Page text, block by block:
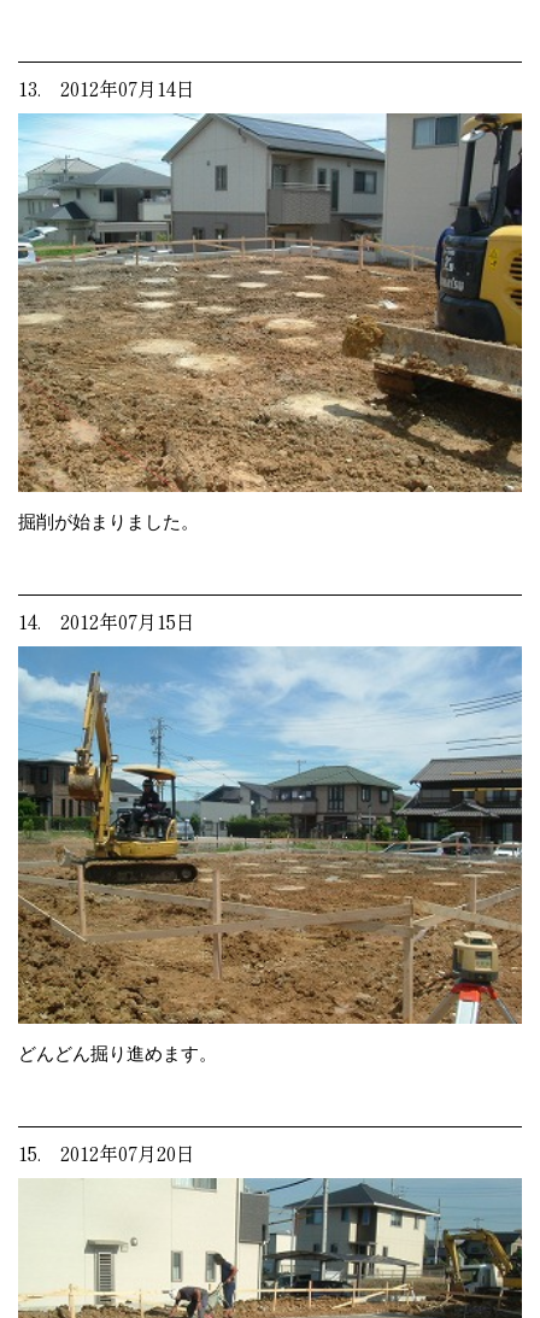
13. 2012年07月14日
掘削が始まりました。
14. 2012年07月15日
どんどん掘り進めます。
15. 2012年07月20日